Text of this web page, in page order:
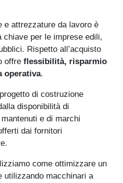
e attrezzature da lavoro è
chiave per le imprese edili,
Rispetto all’acquisto
offre flessibilità, risparmio
operativa.
di costruzione
disponibilità di
e di marchi
dai fornitori
come ottimizzare un
utilizzando macchinari a